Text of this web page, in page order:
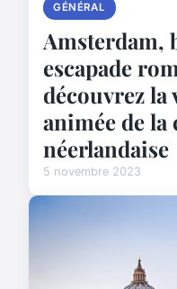
GÉNÉRAL
Amsterdam,
escapade
découvrez
animée de la
néerlandaise
5 novembre 2023